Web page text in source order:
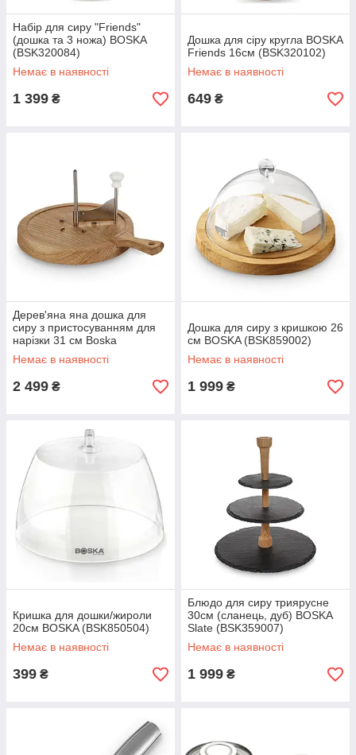
Набір для сиру "Friends"
(дошка та 3 ножа) BOSKA
(BSK320084)
Немає в наявності
1 399 ₴
Дошка для сіру кругла BOSKA
Friends 16см (BSK320102)
Немає в наявності
649 ₴
Дерев'яна яна дошка для
сиру з пристосуванням для
нарізки 31 см Boska
(BSK320108)
Немає в наявності
2 499 ₴
Дошка для сиру з кришкою 26
см BOSKA (BSK859002)
Немає в наявності
1 999 ₴
Кришка для дошки/жироли
20см BOSKA (BSK850504)
Немає в наявності
399 ₴
Блюдо для сиру триярусне
30см (сланець, дуб) BOSKA
Slate (BSK359007)
Немає в наявності
1 999 ₴